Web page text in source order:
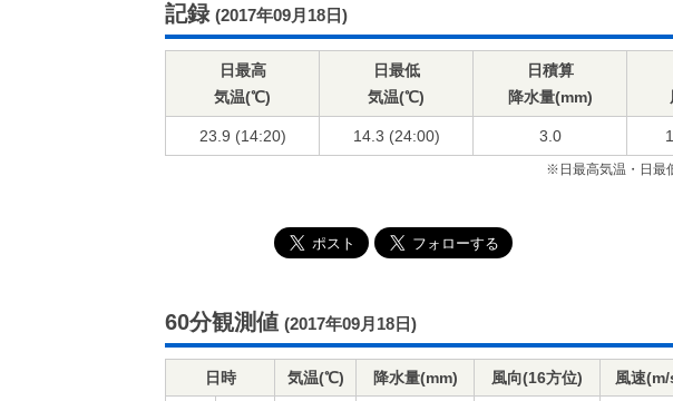
記録 (2017年09月18日)
日最高
気温(℃)
日最低
気温(℃)
日積算
降水量(mm)
23.9 (14:20) 14.3 (24:00) 3.0
※日最高気温・日最
60分観測値 (2017年09月18日)
日時 気温(℃) 降水量(mm) 風向(16方位) 風速(m/